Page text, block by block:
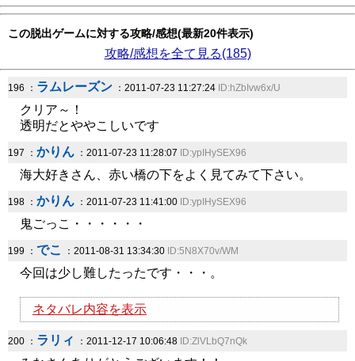
この脱出ゲームに対する攻略/感想(最新20件表示)
攻略/感想を全て見る(185)
196 ： ラムレーズン ：2011-07-23 11:27:24 ID:hZbIvw6x/U
クリア～！
透明だとややこしいです
197 ： かりん ：2011-07-23 11:28:07 ID:ypIHySEX96
海大好きさん、赤い橋の下をよく見てみて下さい。
198 ： かりん ：2011-07-23 11:41:00 ID:ypIHySEX96
鬼ごっこ・・・・・・
199 ： でこ ：2011-08-31 13:34:30 ID:5N8X70v/WM
今回は少し難したったです・・・。
ネタバレ内容を表示
200 ： ラリィ ：2011-12-17 10:06:48 ID:ZlVLbQ7nQk